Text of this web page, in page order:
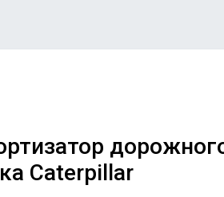
Caterpillar